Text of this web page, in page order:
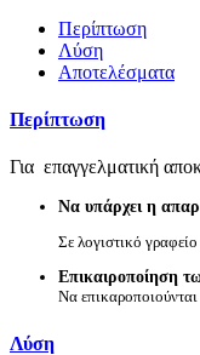
Περίπτωση
Λύση
Αποτελέσματα
Περίπτωση
Για επαγγελματική
Να υπάρχει η
Σε λογιστικό
Επικαιροποίηση
Να
Λύση